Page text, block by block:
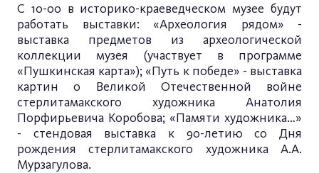
С 10-00 в историко-краеведческом музее будут
работать выставки: «Археология рядом» -
выставка предметов из археологической
коллекции музея (участвует в программе
«Пушкинская карта»); «Путь к победе» - выставка
картин о Великой Отечественной войне
стерлитамакского художника Анатолия
Порфирьевича Коробова; «Памяти художника…»
- стендовая выставка к 90-летию со Дня
рождения стерлитамакского художника А.А.
Мурзагулова.